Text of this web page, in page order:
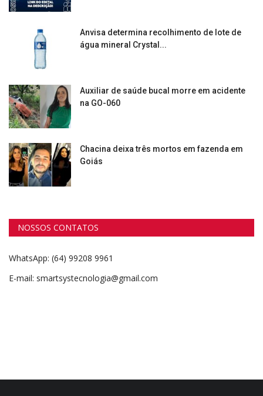
Anvisa determina recolhimento de lote de
água mineral Crystal...
Auxiliar de saúde bucal morre em acidente
na GO-060
Chacina deixa três mortos em fazenda em
Goiás
NOSSOS CONTATOS
WhatsApp: (64) 99208 9961
E-mail: smartsystecnologia@gmail.com